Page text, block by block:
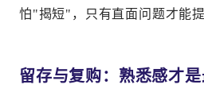
怕"揭短"，只有直面问题才能提
留存与复购：熟悉感才是